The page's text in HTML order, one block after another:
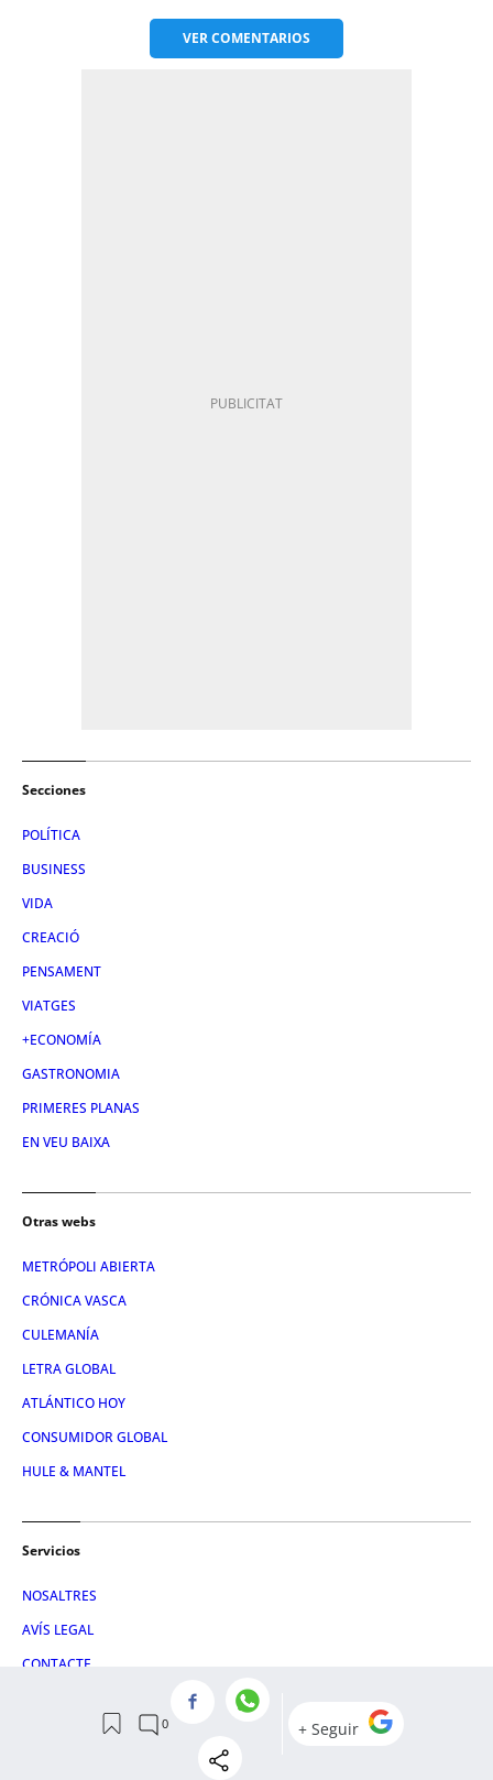
VERCOMENTARIOS
Secciones
POLÍTICA
BUSINESS
VIDA
CREACIÓ
PENSAMENT
VIATGES
+ECONOMÍA
GASTRONOMIA
PRIMERES PLANAS
EN VEU BAIXA
Otras webs
METRÓPOLI ABIERTA
CRÓNICA VASCA
CULEMANÍA
LETRA GLOBAL
ATLÁNTICO HOY
CONSUMIDOR GLOBAL
HULE & MANTEL
Servicios
NOSALTRES
AVÍS LEGAL
CONTACTE
POLÍTICA DE PRIVACITAT